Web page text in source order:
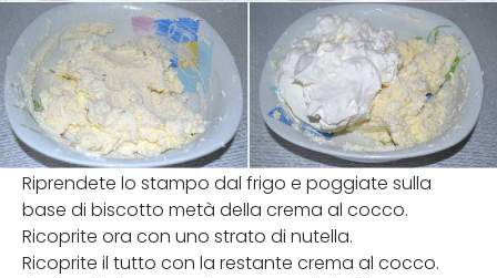
Riprendete lo stampo dal frigo e poggiate sulla
base di biscotto metà della crema al cocco.
Ricoprite ora con uno strato di nutella.
Ricoprite il tutto con la restante crema al cocco.